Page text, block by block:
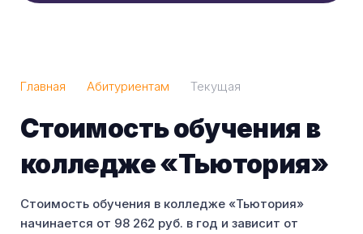
Главная Абитуриентам Текущая
Стоимость обучения в
колледже «Тьютория»
Стоимость обучения в колледже «Тьютория»
начинается от 98 262 руб. в год и зависит от